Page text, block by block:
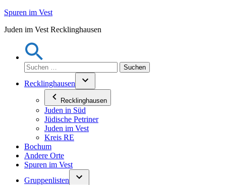
Zum
springen
Spuren im Vest
Juden im Vest Recklinghausen
Suchen
nach:
Recklinghausen
Recklinghausen
Juden in Süd
Jüdische Petriner
Juden im Vest
Kreis RE
Bochum
Andere Orte
Spuren im Vest
Gruppenlisten